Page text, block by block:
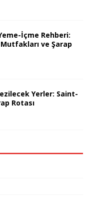
İçme Rehberi:
ve Şarap
Yerler: Saint-
Rotası